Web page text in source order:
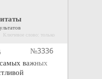
Ключевое слово: только
№3336
важных